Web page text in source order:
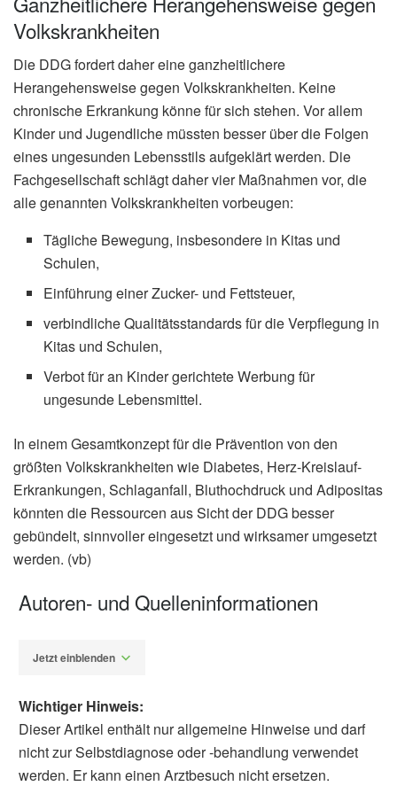
Volkskrankheiten
Die DDG fordert daher eine ganzheitlichere
Herangehensweise gegen Volkskrankheiten. Keine
chronische Erkrankung könne für sich stehen. Vor allem
Kinder und Jugendliche müssten besser über die Folgen
eines ungesunden Lebensstils aufgeklärt werden. Die
Fachgesellschaft schlägt daher vier Maßnahmen vor, die
alle genannten Volkskrankheiten vorbeugen:
Tägliche Bewegung, insbesondere in Kitas und
Schulen,
Einführung einer Zucker- und Fettsteuer,
verbindliche Qualitätsstandards für die Verpflegung in
Kitas und Schulen,
Verbot für an Kinder gerichtete Werbung für
ungesunde Lebensmittel.
In einem Gesamtkonzept für die Prävention von den
größten Volkskrankheiten wie Diabetes, Herz-Kreislauf-
Erkrankungen, Schlaganfall, Bluthochdruck und Adipositas
könnten die Ressourcen aus Sicht der DDG besser
gebündelt, sinnvoller eingesetzt und wirksamer umgesetzt
werden. (vb)
Autoren- und Quelleninformationen
Jetzt einblenden
Wichtiger Hinweis:
Dieser Artikel enthält nur allgemeine Hinweise und darf
nicht zur Selbstdiagnose oder -behandlung verwendet
werden. Er kann einen Arztbesuch nicht ersetzen.